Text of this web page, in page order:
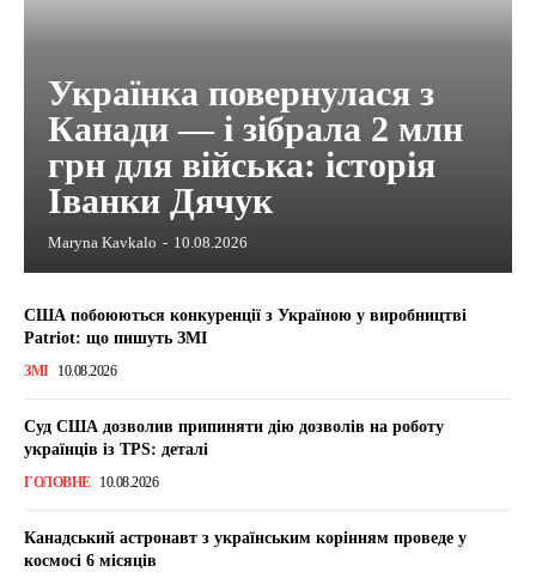
Українка повернулася з
Канади — і зібрала 2 млн
грн для війська: історія
Іванки Дячук
Maryna Kavkalo - 10.08.2026
США побоюються конкуренції з Україною у виробництві
Patriot: що пишуть ЗМІ
ЗМІ 10.08.2026
Суд США дозволив припиняти дію дозволів на роботу
українців із TPS: деталі
ГОЛОВНЕ 10.08.2026
Канадський астронавт з українським корінням проведе у
космосі 6 місяців